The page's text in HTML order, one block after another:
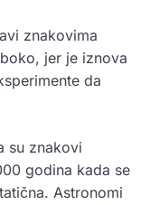
znakovima
jer je iznova
da
su znakovi
godina kada se
Astronomi